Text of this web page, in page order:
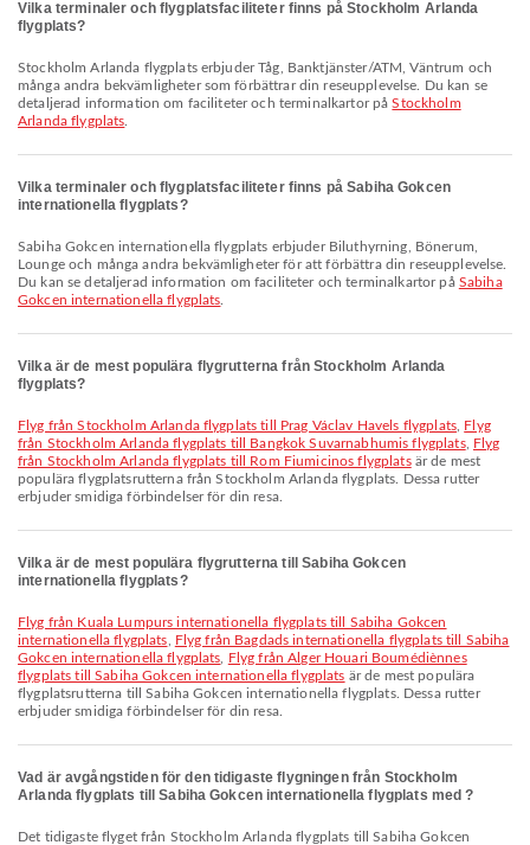
Vilka terminaler och flygplatsfaciliteter finns på Stockholm Arlanda
flygplats?
Stockholm Arlanda flygplats erbjuder Tåg, Banktjänster/ATM, Väntrum och
många andra bekvämligheter som förbättrar din reseupplevelse. Du kan se
detaljerad information om faciliteter och terminalkartor påStockholm
Arlanda flygplats
Vilka terminaler och flygplatsfaciliteter finns på Sabiha Gokcen
internationella flygplats?
Sabiha Gokcen internationella flygplats erbjuder Biluthyrning, Bönerum,
Lounge och många andra bekvämligheter för att förbättra din reseupplevelse.
Du kan se detaljerad information om faciliteter och terminalkartor på Sabiha
Gokcen internationella flygplats
Vilka är de mest populära flygrutterna från Stockholm Arlanda
flygplats?
Flyg från Stockholm Arlanda flygplats till Prag Václav Havels flygplats, Flyg
från Stockholm Arlanda flygplats till Bangkok Suvarnabhumis flygplats, Flyg
från Stockholm Arlanda flygplats till Rom Fiumicinos flygplatsär de mest
populära flygplatsrutterna från Stockholm Arlanda flygplats. Dessa rutter
erbjuder smidiga förbindelser för din resa.
Vilka är de mest populära flygrutterna till Sabiha Gokcen
internationella flygplats?
Flyg från Kuala Lumpurs internationella flygplats till Sabiha Gokcen
internationella flygplats
Flyg från Bagdads internationella flygplats till Sabiha
Gokcen internationella flygplats
Flyg från Alger Houari Boumédiènnes
flygplats till Sabiha Gokcen internationella flygplats är de mest populära
flygplatsrutterna till Sabiha Gokcen internationella flygplats. Dessa rutter
erbjuder smidiga förbindelser för din resa.
Vad är avgångstiden för den tidigaste flygningen från Stockholm
Arlanda flygplats till Sabiha Gokcen internationella flygplats med ?
Det tidigaste flyget från Stockholm Arlanda flygplats till Sabiha Gokcen